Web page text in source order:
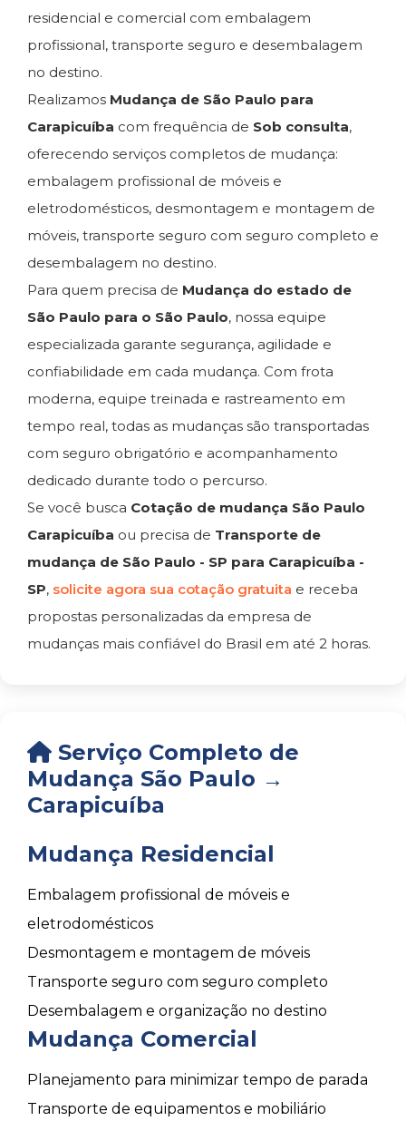
residencial e comercial com embalagem
profissional, transporte seguro e desembalagem
no destino.
Realizamos Mudança de São Paulo para
Carapicuíba com frequência de Sob consulta,
oferecendo serviços completos de mudança:
embalagem profissional de móveis e
eletrodomésticos, desmontagem e montagem de
móveis, transporte seguro com seguro completo e
desembalagem no destino.
Para quem precisa de Mudança do estado de
São Paulo para o São Paulo, nossa equipe
especializada garante segurança, agilidade e
confiabilidade em cada mudança. Com frota
moderna, equipe treinada e rastreamento em
tempo real, todas as mudanças são transportadas
com seguro obrigatório e acompanhamento
dedicado durante todo o percurso.
Se você busca Cotação de mudança São Paulo
Carapicuíba ou precisa de Transporte de
mudança de São Paulo - SP para Carapicuíba -
SP, solicite agora sua cotação gratuita e receba
propostas personalizadas da empresa de
mudanças mais confiável do Brasil em até 2 horas.
Serviço Completo de
Mudança São Paulo →
Carapicuíba
Mudança Residencial
Embalagem profissional de móveis e
eletrodomésticos
Desmontagem e montagem de móveis
Transporte seguro com seguro completo
Desembalagem e organização no destino
Mudança Comercial
Planejamento para minimizar tempo de parada
Transporte de equipamentos e mobiliário